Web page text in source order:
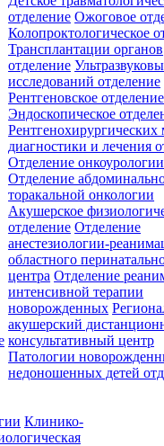
отделение Ожоговое
Колопроктологическое
Трансплантации органов
отделение
исследований отделение
Рентгеновское отделение
Эндоскопическое
Рентгенохирургических
диагностики и лечения
Отделение онкоурологии
Отделение
торакальной онкологии
Акушерское
отделение Отделение
анестезиологии-
областного
центра Отделение
интенсивной терапии
новорожденных
акушерский
консультативный центр
Патологии
недоношенных детей
Клинико-